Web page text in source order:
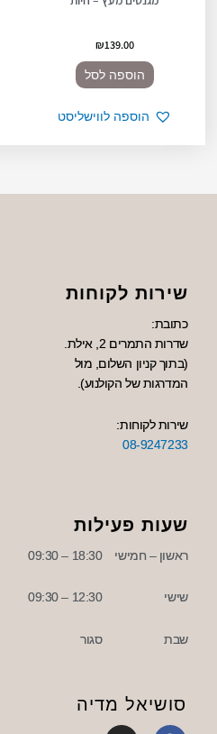
₪139.00
הוספה לסל
הוספה לווישליסט
שירות לקוחות
כתובת:
שדרות התמרים 2, אילת.
(בתוך קניון השלום, מול
המדרגות של הקולנוע).
שירות לקוחות:
08-9247233
שעות פעילות
ראשון – חמישי
שישי
שבת
18:30 – 09:30
12:30 – 09:30
סגור
סושיאל מדיה